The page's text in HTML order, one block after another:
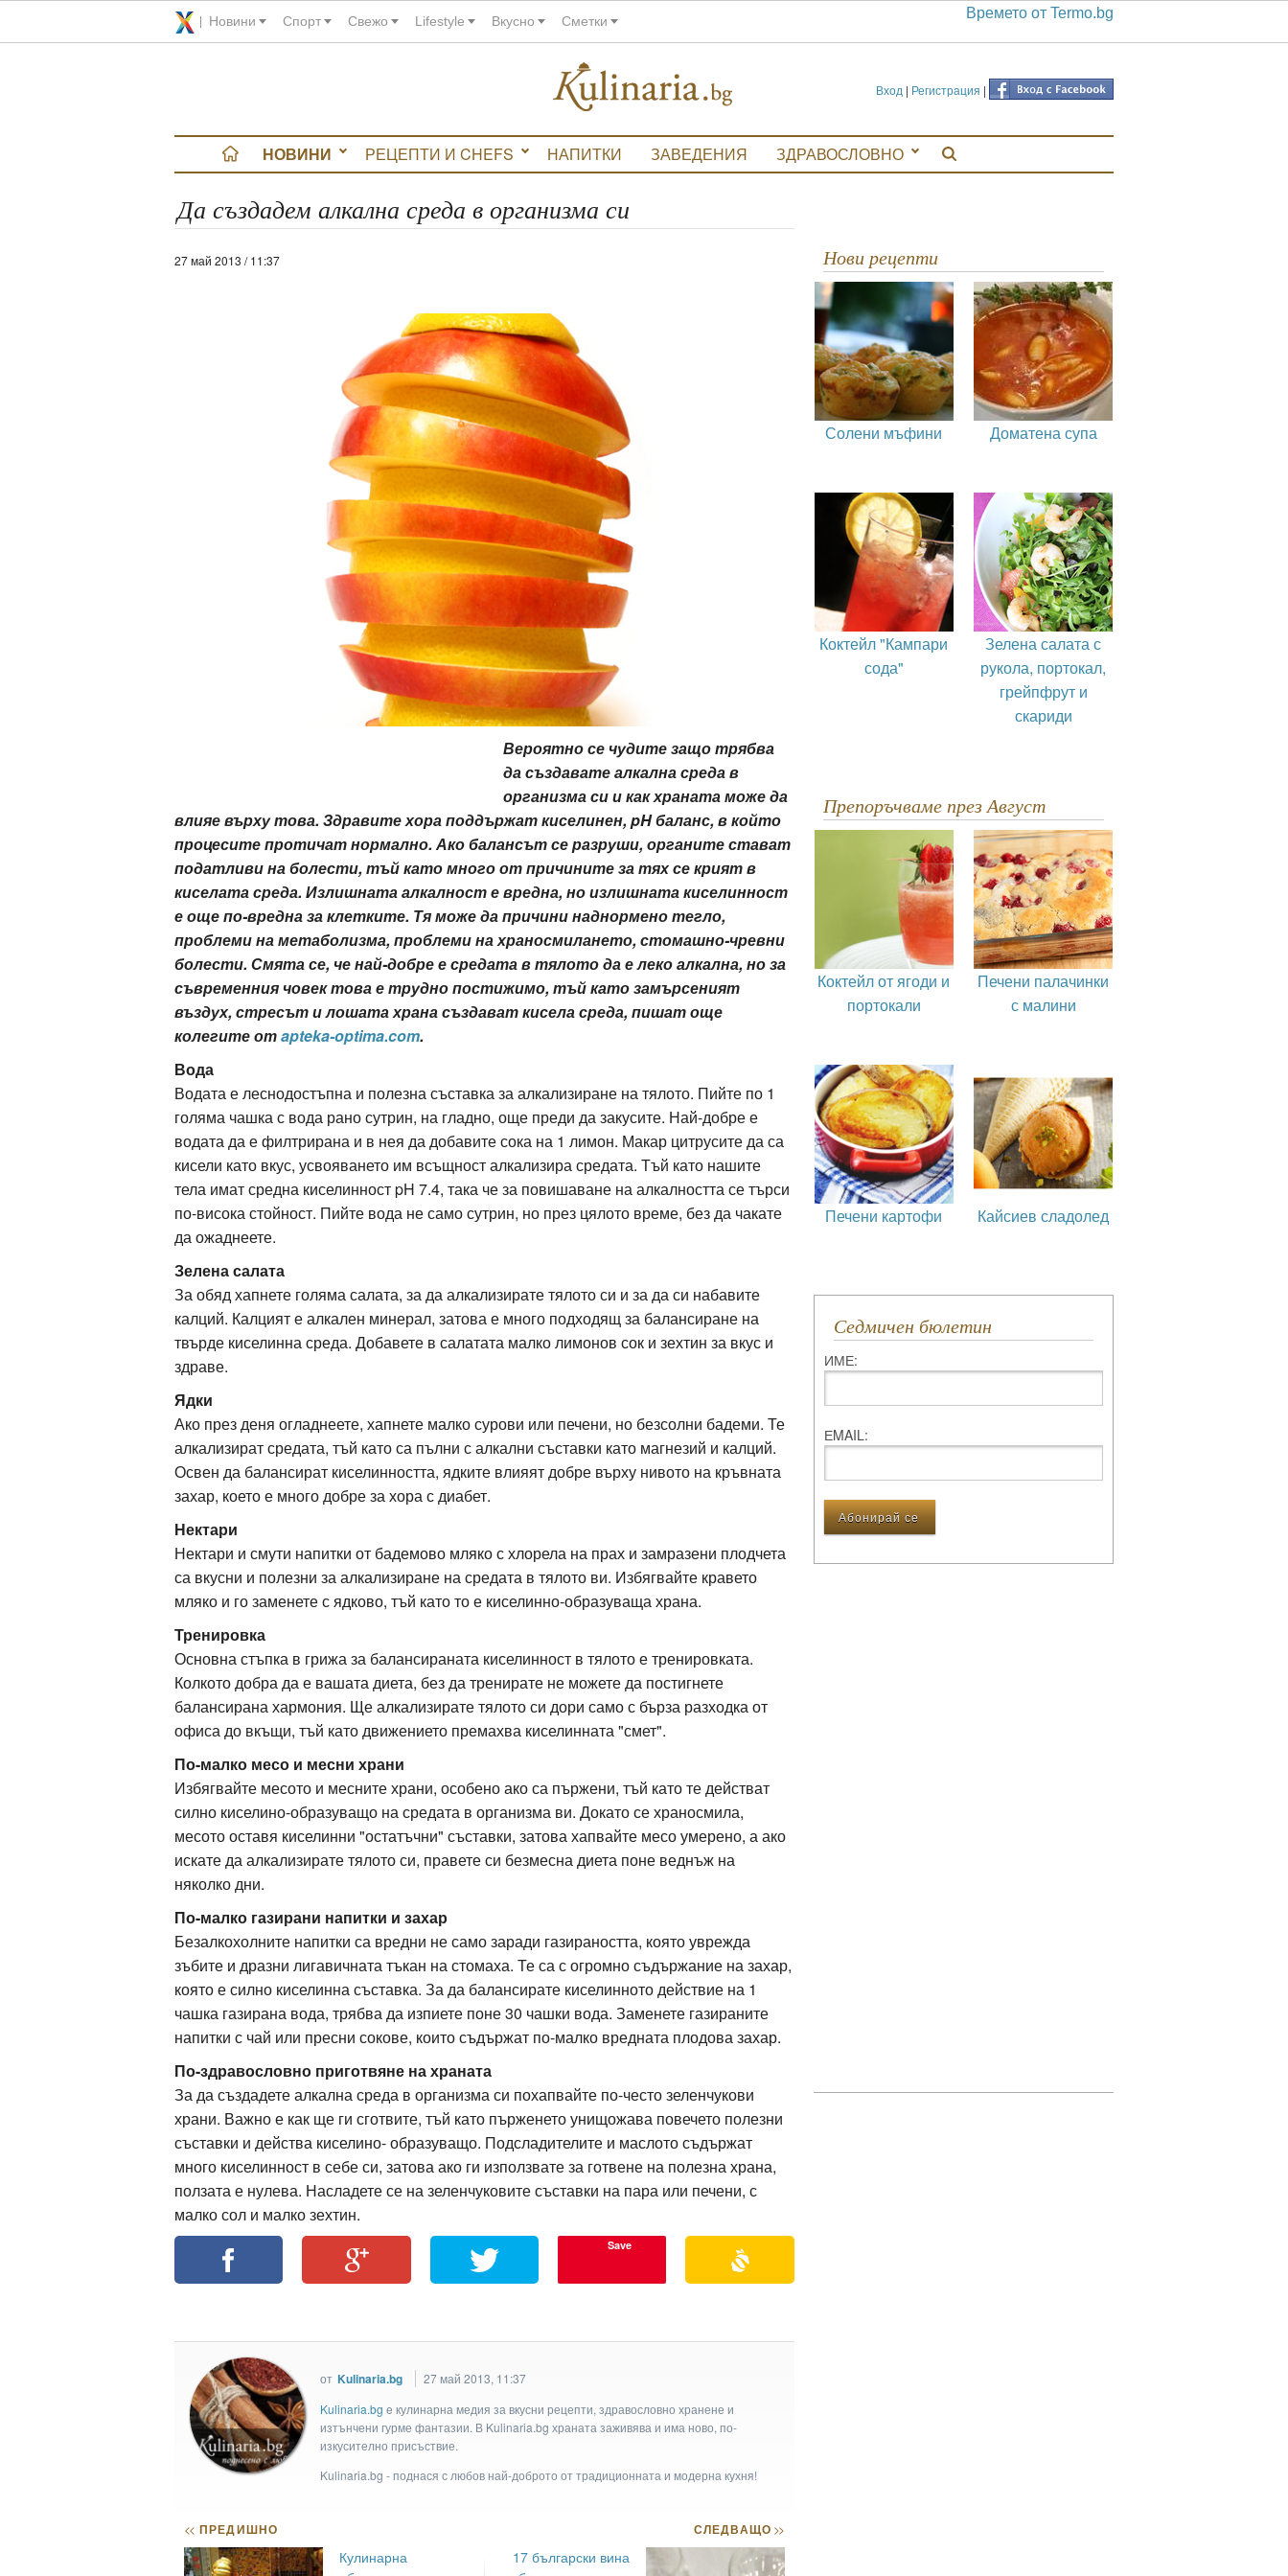
Новини Спорт Свежо Lifestyle Вкусно Сметки Времето от Termo.bg
Вход | Регистрация |
НОВИНИ РЕЦЕПТИ И CHEFS НАПИТКИ ЗАВЕДЕНИЯ ЗДРАВОСЛОВНО
Да създадем алкална среда в организма си
27 май 2013 / 11:37
Вероятно се чудите защо трябва
да създавате алкална среда в
организма си и как храната може да
влияе върху това. Здравите хора поддържат киселинен, pH баланс, в който
процесите протичат нормално. Ако балансът се разруши, органите стават
податливи на болести, тъй като много от причините за тях се крият в
киселата среда. Излишната алкалност е вредна, но излишната киселинност
е още по-вредна за клетките. Тя може да причини наднормено тегло,
проблеми на метаболизма, проблеми на храносмилането, стомашно-чревни
болести. Смята се, че най-добре е средата в тялото да е леко алкална, но за
съвременния човек това е трудно постижимо, тъй като замърсеният
въздух, стресът и лошата храна създават кисела среда, пишат още
колегите отapteka-optima.com.
Вода
Водата е леснодостъпна и полезна съставка за алкализиране на тялото. Пийте по 1
голяма чашка с вода рано сутрин, на гладно, още преди да закусите. Най-добре е
водата да е филтрирана и в нея да добавите сока на 1 лимон. Макар цитрусите да са
кисели като вкус, усвояването им всъщност алкализира средата. Тъй като нашите
тела имат средна киселинност pH 7.4, така че за повишаване на алкалността се търси
по-висока стойност. Пийте вода не само сутрин, но през цялото време, без да чакате
да ожаднеете.
Зелена салата
За обяд хапнете голяма салата, за да алкализирате тялото си и за да си набавите
калций. Калцият е алкален минерал, затова е много подходящ за балансиране на
твърде киселинна среда. Добавете в салатата малко лимонов сок и зехтин за вкус и
здраве.
Ядки
Ако през деня огладнеете, хапнете малко сурови или печени, но безсолни бадеми. Те
алкализират средата, тъй като са пълни с алкални съставки като магнезий и калций.
Освен да балансират киселинността, ядките влияят добре върху нивото на кръвната
захар, което е много добре за хора с диабет.
Нектари
Нектари и смути напитки от бадемово мляко с хлорела на прах и замразени плодчета
са вкусни и полезни за алкализиране на средата в тялото ви. Избягвайте кравето
мляко и го заменете с ядково, тъй като то е киселинно-образуваща храна.
Тренировка
Основна стъпка в грижа за балансираната киселинност в тялото е тренировката.
Колкото добра да е вашата диета, без да тренирате не можете да постигнете
балансирана хармония. Ще алкализирате тялото си дори само с бърза разходка от
офиса до вкъщи, тъй като движението премахва киселинната "смет".
По-малко месо и месни храни
Избягвайте месото и месните храни, особено ако са пържени, тъй като те действат
силно киселино-образуващо на средата в организма ви. Докато се храносмила,
месото оставя киселинни "остатъчни" съставки, затова хапвайте месо умерено, а ако
искате да алкализирате тялото си, правете си безмесна диета поне веднъж на
няколко дни.
По-малко газирани напитки и захар
Безалкохолните напитки са вредни не само заради газираността, която уврежда
зъбите и дразни лигавичната тъкан на стомаха. Те са с огромно съдържание на захар,
която е силно киселинна съставка. За да балансирате киселинното действие на 1
чашка газирана вода, трябва да изпиете поне 30 чашки вода. Заменете газираните
напитки с чай или пресни сокове, които съдържат по-малко вредната плодова захар.
По-здравословно приготвяне на храната
За да създадете алкална среда в организма си похапвайте по-често зеленчукови
храни. Важно е как ще ги сготвите, тъй като пърженето унищожава повечето полезни
съставки и действа киселино- образуващо. Подсладителите и маслото съдържат
много киселинност в себе си, затова ако ги използвате за готвене на полезна храна,
ползата е нулева. Насладете се на зеленчуковите съставки на пара или печени, с
малко сол и малко зехтин.
Save
от Kulinaria.bg
27 май 2013, 11:37
Kulinaria.bg e кулинарна медия за вкусни рецепти, здравословно хранене и
изтънчени гурме фантазии. В Kulinaria.bg храната заживява и има ново, по-
изкусително присъствие.
Kulinaria.bg - поднася с любов най-доброто от традиционната и модерна кухня!
<< ПРЕДИШНО
Кулинарна
СЛЕДВАЩО>>
17 български вина
Нови рецепти
Солени мъфини Доматена супа
Коктейл "Кампари
сода"
Зелена салата с
рукола, портокал,
грейпфрут и
скариди
Препоръчваме през Август
Коктейл от ягоди и
портокали
Печени палачинки
с малини
Печени картофи Кайсиев сладолед
Седмичен бюлетин
ИМЕ:
ЕMAIL: